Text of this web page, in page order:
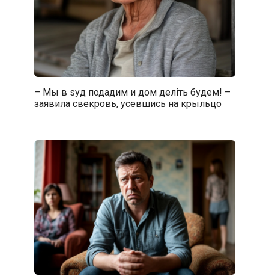
– Мы в sуд подадим и дом делiть будем! –
заявила свекровь, усевшись на крыльцо